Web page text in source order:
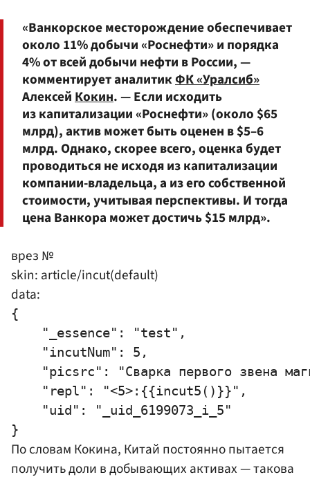
«Ванкорское месторождение обеспечивает
около 11% добычи «Роснефти» и порядка
4% от всей добычи нефти в России, —
комментирует аналитикФК «Уралсиб»
АлексейКокин. — Если исходить
из капитализации «Роснефти» (около $65
млрд), актив может быть оценен в $5–6
млрд. Однако, скорее всего, оценка будет
проводиться не исходя из капитализации
компании-владельца, а из его собственной
стоимости, учитывая перспективы. И тогда
цена Ванкора может достичь $15 млрд».
врез №
skin: article/incut(default)
data:
{
    "_essence": "test",
    "incutNum": 5,
"picsrc": "Сварка первого звена
    "repl": "<5>:{{incut5()}}",
    "uid": "_uid_6199073_i_5"
По словам Кокина, Китай постоянно пытается
получить доли в добывающих активах — такова